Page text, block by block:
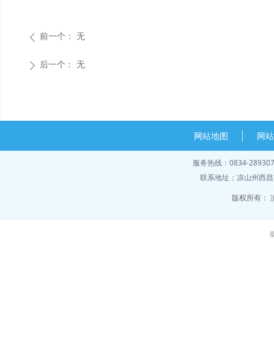
ꄴ 前一个： 无
ꄲ 后一个： 无
网站地图 网
服务热线：0834-
联系地址：凉山州西
版权所有：